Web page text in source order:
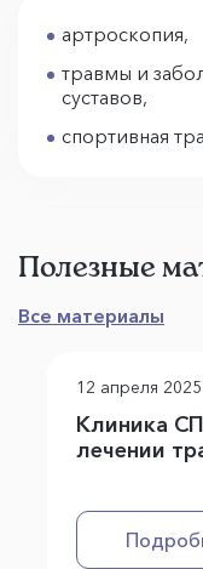
артроскопия,
травмы и
суставов,
спортивная
Полезные
Все материалы
12 апреля 2025
Клиника
лечении